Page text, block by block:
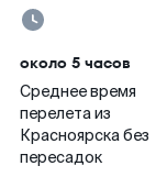
около 5 часов
Среднее время
перелета из
Красноярска без
пересадок